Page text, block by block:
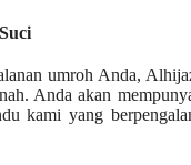
umroh Anda,
Anda akan
kami yang